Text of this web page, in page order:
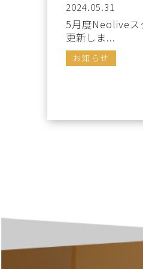
2024.05.31
5月度Neoliveス
更新しま...
お知らせ